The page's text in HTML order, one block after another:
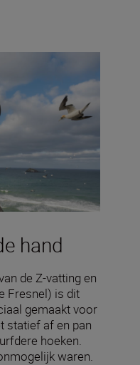
hand
de Z-vatting en
Fresnel) is dit
gemaakt voor
statief af en pan
hoeken.
waren.